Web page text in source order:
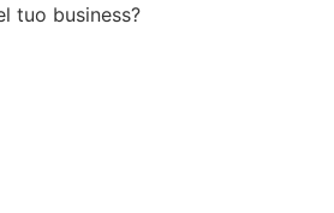
tuo business?